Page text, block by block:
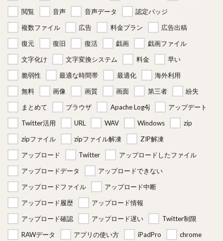
閲覧
音声 音声データ
認定バッジ
複数ファイル
広告 料金プラン
広告出稿
復元
復旧 復活 戯画
戯画ファイル
文字化け
文字変換システム 料金
早い
脆弱性
最適な時間帯 最適化
海外利用
無料
画像 画質 画面 第三者
紛失
まとめて
ブラウザ Apache Log4j
アップデート
Twitter活用
URL WAV Windows
zip
zipファイル
zipファイル解凍
ZIP解凍
アップロード
Twitter
アップロードしたファイル
アップロードデータ
アップロードできない
アップロードファイル
アップロード中断
アップロード履歴
アップロード情報
アップロード確認
アップロード遅い
Twitter制限
RAWデータ
アプリの使い方 iPadPro
chrome